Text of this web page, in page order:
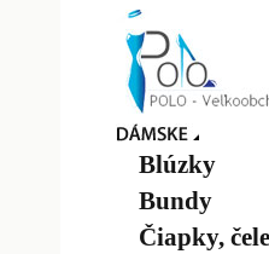
Blúzky
Bundy
Čiapky,